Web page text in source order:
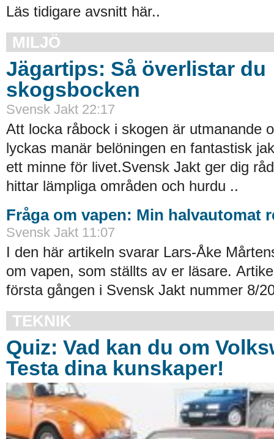
Läs tidigare avsnitt här..
MILJÖ
Jägartips: Så överlistar du
skogsbocken
Svensk Jakt 22:17
Att locka råbock i skogen är utmanande
lyckas manär belöningen en fantastisk
ett minne för livet.Svensk Jakt ger dig
hittar lämpliga områden och hurdu ..
Fråga om vapen: Min halvautomat
Svensk Jakt 11:07
I den här artikeln svarar Lars-Åke
om vapen, som ställts av er läsare.
första gången i Svensk Jakt nummer 8/
TEKNIK
Quiz: Vad kan du om
Testa dina kunskaper!